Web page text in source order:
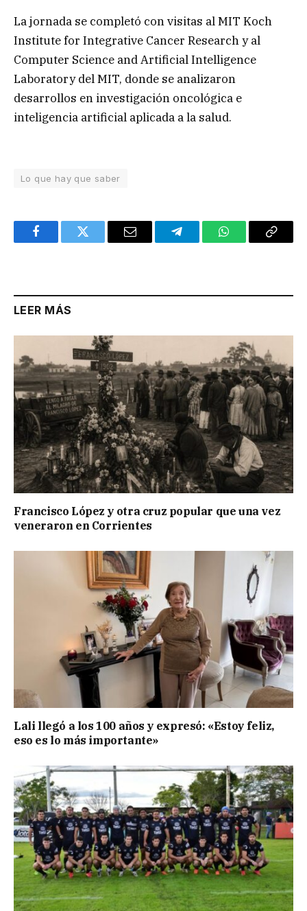
La jornada se completó con visitas al MIT Koch
Institute for Integrative Cancer Research y al
Computer Science and Artificial Intelligence
Laboratory del MIT, donde se analizaron
desarrollos en investigación oncológica e
inteligencia artificial aplicada a la salud.
Lo que hay que saber
FacebookTwitter Email TelegramWhatsAppCopy
LEER MÁS
Francisco López y otra cruz popular que una vez
veneraron en Corrientes
Lali llegó a los 100 años y expresó: «Estoy feliz,
eso es lo más importante»